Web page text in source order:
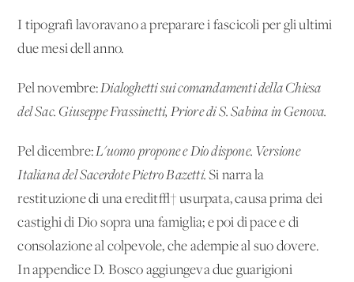
I tipografi lavoravano a preparare i fascicoli per gli ultimi
due mesi dell'anno.
Pel novembre:Dialoghetti sui comandamenti della Chiesa
del Sac. Giuseppe Frassinetti, Priore di S. Sabina in Genova.
Pel dicembre:L'uomo propone e Dio dispone. Versione
Italiana del Sacerdote Pietro Bazetti.Si narra la
restituzione di una eredit√† usurpata, causa prima dei
castighi di Dio sopra una famiglia; e poi di pace e di
consolazione al colpevole, che adempie al suo dovere.
In appendice D. Bosco aggiungeva due guarigioni